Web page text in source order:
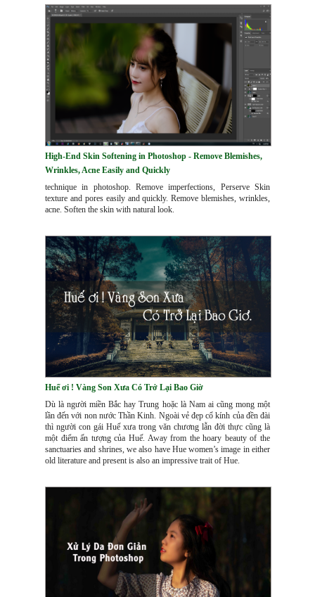
High-End Skin Softening in Photoshop - Remove Blemishes,
Wrinkles, Acne Easily and Quickly
technique in photoshop. Remove imperfections, Perserve Skin
texture and pores easily and quickly. Remove blemishes, wrinkles,
acne. Soften the skin with natural look.
Huế ơi ! Vàng Son Xưa Có Trở Lại Bao Giờ
Dù là người miền Bắc hay Trung hoặc là Nam ai cũng mong một
lần đến với non nước Thần Kinh. Ngoài vẻ đẹp cổ kính của đền đài
thì người con gái Huế xưa trong văn chương lẫn đời thực cũng là
một điểm ấn tượng của Huế. Away from the hoary beauty of the
sanctuaries and shrines, we also have Hue women’s image in either
old literature and present is also an impressive trait of Hue.